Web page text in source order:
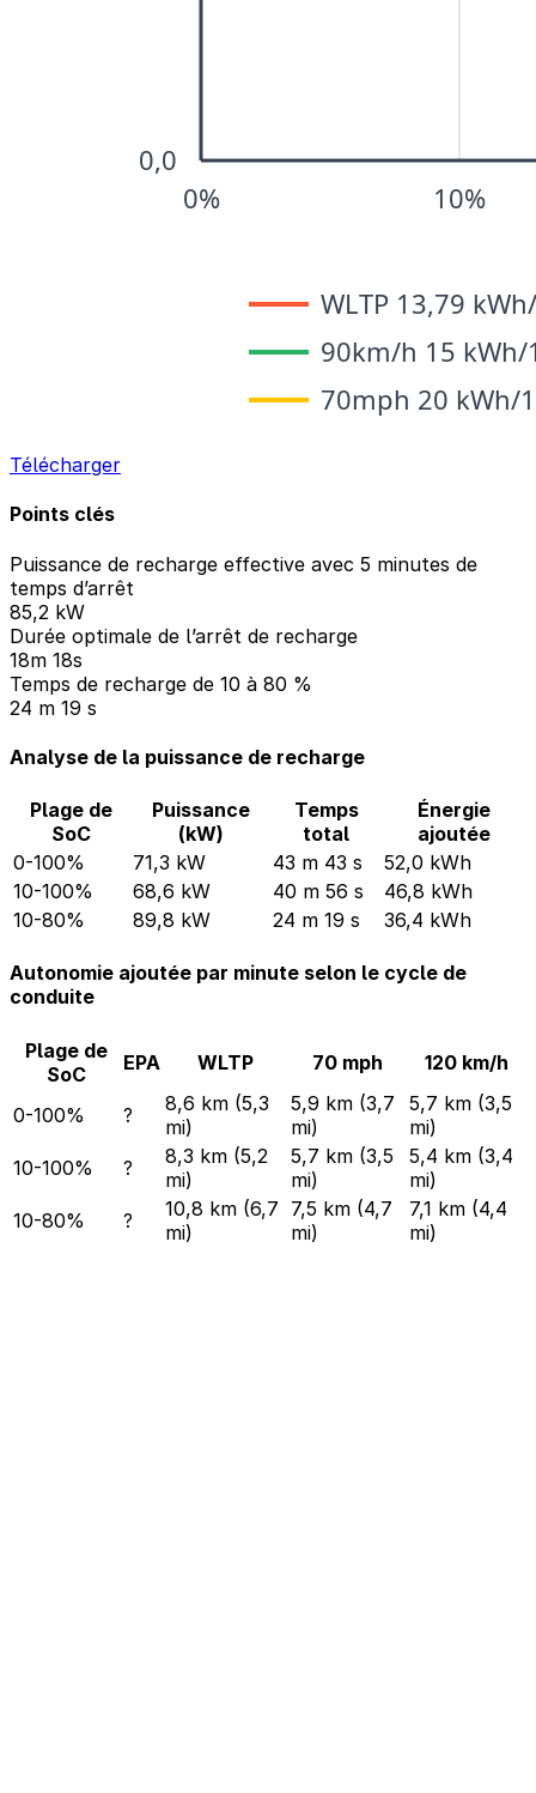
Télécharger
Points clés
Puissance de recharge effective avec 5 minutes de
temps d’arrêt
85,2 kW
Durée optimale de l’arrêt de recharge
18m 18s
Temps de recharge de 10 à 80 %
24 m 19 s
Analyse de la puissance de recharge
Plage de
SoC
Puissance
(kW)
Temps
total
Énergie
ajoutée
0-100%
71,3 kW 43 m 43 s
52,0 kWh
10-100%
68,6 kW 40 m 56 s
46,8 kWh
10-80%
89,8 kW 24 m 19 s 36,4 kWh
Autonomie ajoutée par minute selon le cycle de
conduite
Plage de
SoC
EPA WLTP 70 mph 120 km/h
0-100% ?
8,6 km (5,3
mi)
5,9 km (3,7
mi)
5,7 km (3,5
mi)
10-100%
?
8,3 km (5,2
mi)
5,7 km (3,5
mi)
5,4 km (3,4
mi)
10-80%
?
10,8 km (6,7
mi)
7,5 km (4,7
mi)
7,1 km (4,4
mi)